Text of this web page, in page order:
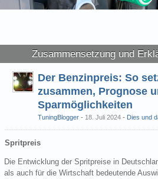
Zusammensetzung und
Der Benzinpreis: So
zusammen, Prognose
Sparmöglichkeiten
TuningBlogger 18. Juli 2024 - Dies und
Spritpreis
Die Entwicklung der Spritpreise in
als auch für die Wirtschaft bedeutende